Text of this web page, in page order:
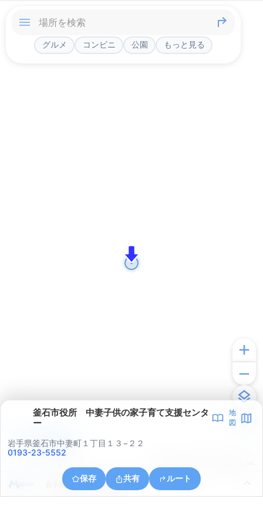
グルメ コンビニ 公園 もっと見る
釜石市役所 中妻子供の家子育て支援センタ
ー
地
図
岩手県釜石市中妻町１丁目１３−２２
0193-23-5552
保存 共有 ルート
岩手県釜石市両石町第４地割
アプリで見る